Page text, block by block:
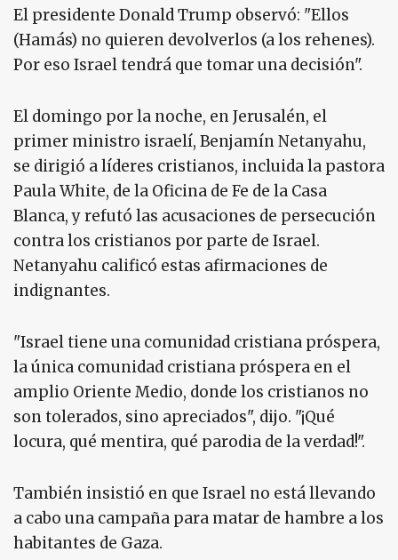
El presidente Donald Trump observó: "Ellos
(Hamás) no quieren devolverlos (a los rehenes).
Por eso Israel tendrá que tomar una decisión".
El domingo por la noche, en Jerusalén, el
primer ministro israelí, Benjamín Netanyahu,
se dirigió a líderes cristianos, incluida la pastora
Paula White, de la Oficina de Fe de la Casa
Blanca, y refutó las acusaciones de persecución
contra los cristianos por parte de Israel.
Netanyahu calificó estas afirmaciones de
indignantes.
"Israel tiene una comunidad cristiana próspera,
la única comunidad cristiana próspera en el
amplio Oriente Medio, donde los cristianos no
son tolerados, sino apreciados", dijo. "¡Qué
locura, qué mentira, qué parodia de la verdad!".
También insistió en que Israel no está llevando
a cabo una campaña para matar de hambre a los
habitantes de Gaza.